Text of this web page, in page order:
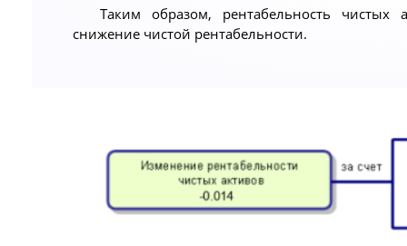
Таким образом, рентабельность
снижение чистой рентабельности.